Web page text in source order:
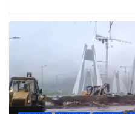
ce
o
o
k
tt at
s
A
p
p
er
es
t